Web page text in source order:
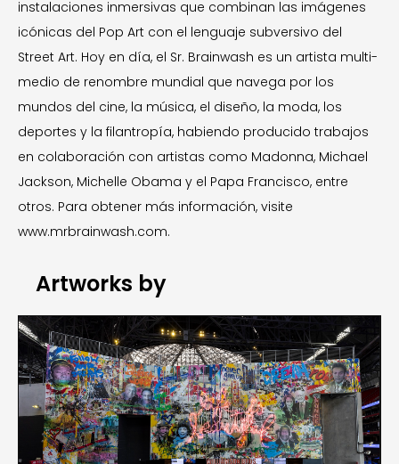
instalaciones inmersivas que combinan las imágenes
icónicas del Pop Art con el lenguaje subversivo del
Street Art. Hoy en día, el Sr. Brainwash es un artista multi-
medio de renombre mundial que navega por los
mundos del cine, la música, el diseño, la moda, los
deportes y la filantropía, habiendo producido trabajos
en colaboración con artistas como Madonna, Michael
Jackson, Michelle Obama y el Papa Francisco, entre
otros. Para obtener más información, visite
www.mrbrainwash.com.
Artworks by